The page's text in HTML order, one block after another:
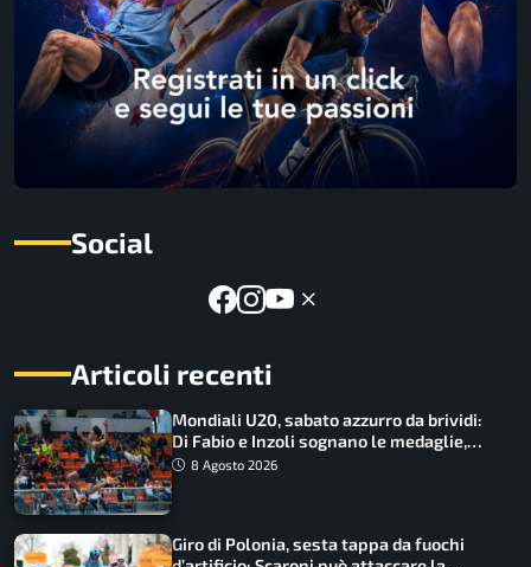
Social
Articoli recenti
Mondiali U20, sabato azzurro da brividi:
Di Fabio e Inzoli sognano le medaglie,
Castellani e Succo in finale
8 Agosto 2026
Giro di Polonia, sesta tappa da fuochi